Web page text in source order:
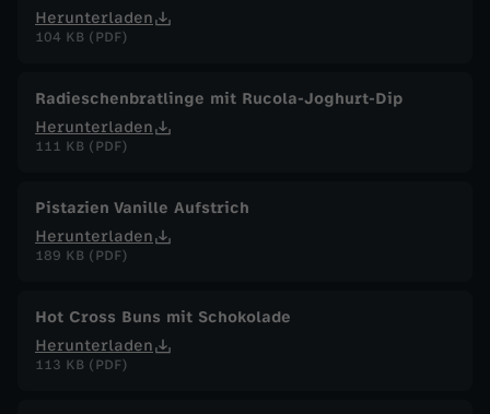
Herunterladen
104 KB (PDF)
Radieschenbratlinge mit Rucola-Joghurt-Dip
Herunterladen
111 KB (PDF)
Pistazien Vanille Aufstrich
Herunterladen
189 KB (PDF)
Hot Cross Buns mit Schokolade
Herunterladen
113 KB (PDF)